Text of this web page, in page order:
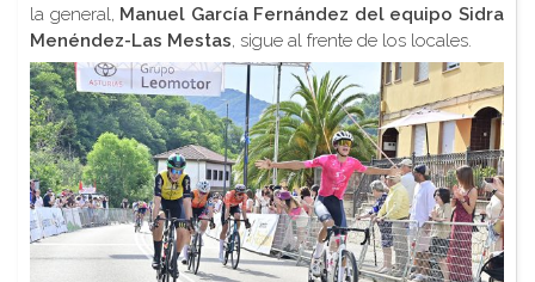
la general, Manuel García Fernández del equipo Sidra
Menéndez-Las Mestas , sigue al frente de los locales.